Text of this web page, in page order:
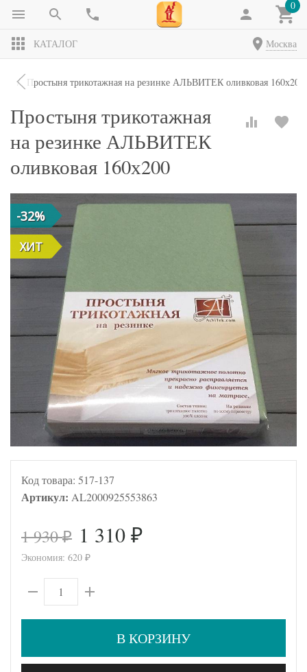
0
КАТАЛОГ Москва
Простыня трикотажная на резинке АЛЬВИТЕК оливковая 160х200
Простыня трикотажная
на резинке АЛЬВИТЕК
оливковая 160х200
-32%
ХИТ
Код товара: 517-137
Артикул: AL2000925553863
1 930₽ 1 310 ₽
Экономия: 620 ₽
В КОРЗИНУ